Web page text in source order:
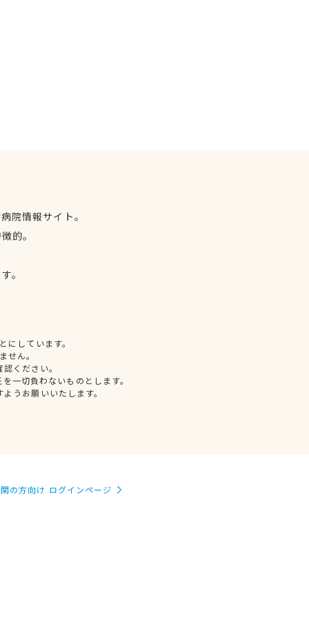
院情報サイト。
的。
。
しています。
せん。
ください。
一切負わないものとします。
うお願いいたします。
の方向け ログインページ